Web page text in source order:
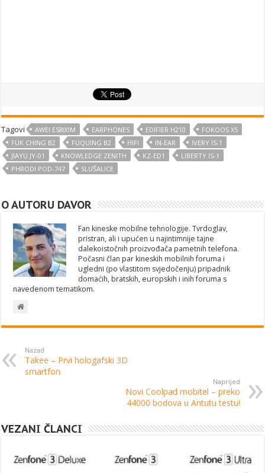
Tagovi AWEI ES800M EARPHONES EDIFIER H210
FOKOOS X5
FUK CHING B2
FUQUING B2 HIFI IN-EAR
IVERY IS-1
JIAYU JY-01
KNOWLEDGE ZENITH KZ-ED1
LIBERTY IS-1
PHRODI POD-747
SLUŠALICE
O AUTORU DAVOR
Fan kineske mobilne tehnologije. Tvrdoglav,
pristran, ali i upućen u najintimnije tajne
dalekoistočnih proizvođača pametnih telefona.
Počasni član par kineskih mobilnih foruma i
ugledni (po vlastitom svjedočenju) pripadnik
domaćih, bratskih, europskih i inih foruma s
navedenom tematikom.
Nazad
Takee – Prvi hologafski 3D
smartfon
Naprijed
Novi Coolpad mobitel – preko
44000 bodova u Antutu testu!
VEZANI ČLANCI